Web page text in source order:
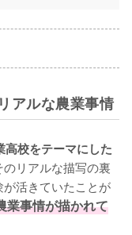
アルな農業事情
高校をテーマにした
リアルな描写の裏
活きていたことが
業事情が描かれて